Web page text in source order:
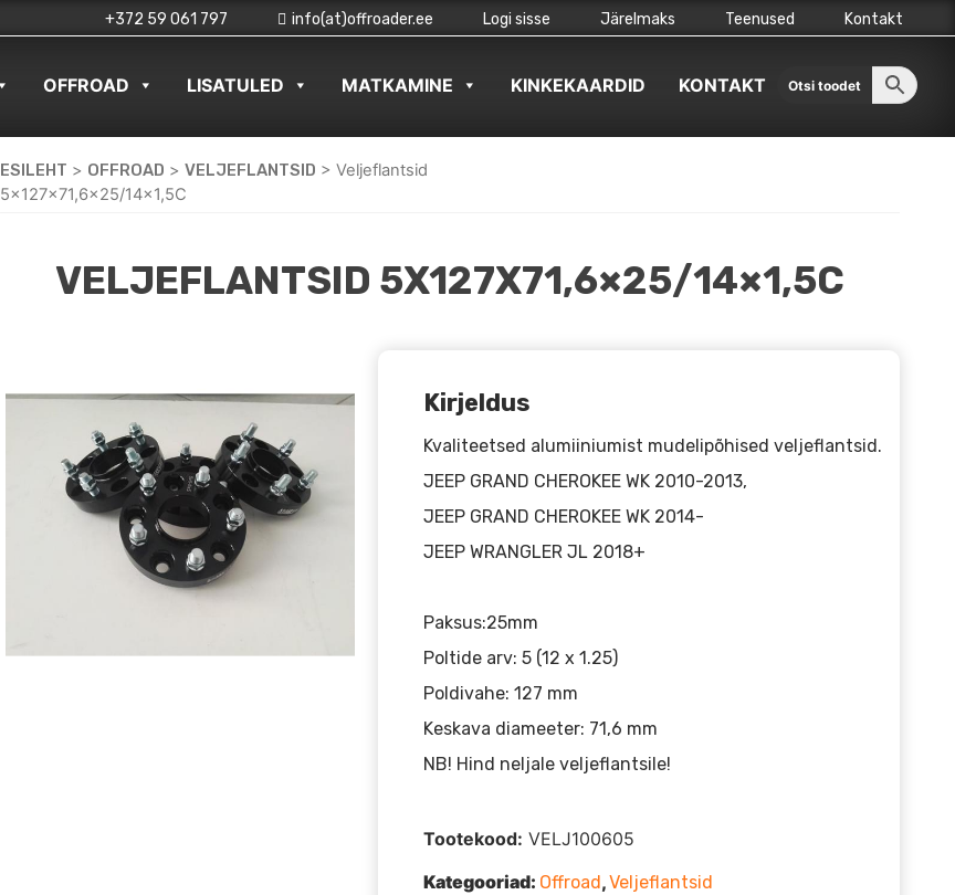
+372 59 061 797 info(at)offroader.ee Logi sisse Järelmaks Teenused Kontakt
OFFROAD LISATULED MATKAMINE KINKEKAARDID KONTAKT
ESILEHT > OFFROAD >VELJEFLANTSID >Veljeflantsid
5x127x71,6×25/14×1,5C
VELJEFLANTSID 5X127X71,6×25/14×1,5C
Kirjeldus
Kvaliteetsed alumiiniumist mudelipõhised veljeflantsid.
JEEP GRAND CHEROKEE WK 2010-2013,
JEEP GRAND CHEROKEE WK 2014-
JEEP WRANGLER JL 2018+
Paksus:25mm
Poltide arv: 5 (12 x 1.25)
Poldivahe: 127 mm
Keskava diameeter: 71,6 mm
NB! Hind neljale veljeflantsile!
Tootekood: VELJ100605
Kategooriad: Offroad ,Veljeflantsid